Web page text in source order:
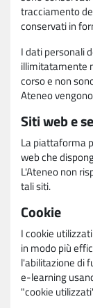
tracciamento
conservati in
I dati personali
illimitatamente
corso e non
Ateneo
Siti web e
La piattaforma
web che
L'Ateneo non
tali siti.
Cookie
I cookie
in modo più
l'abilitazione di
e-learning
"cookie